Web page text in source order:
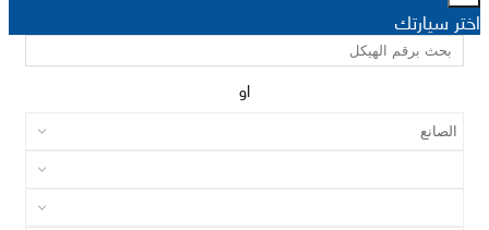
اختر سيارتك
او